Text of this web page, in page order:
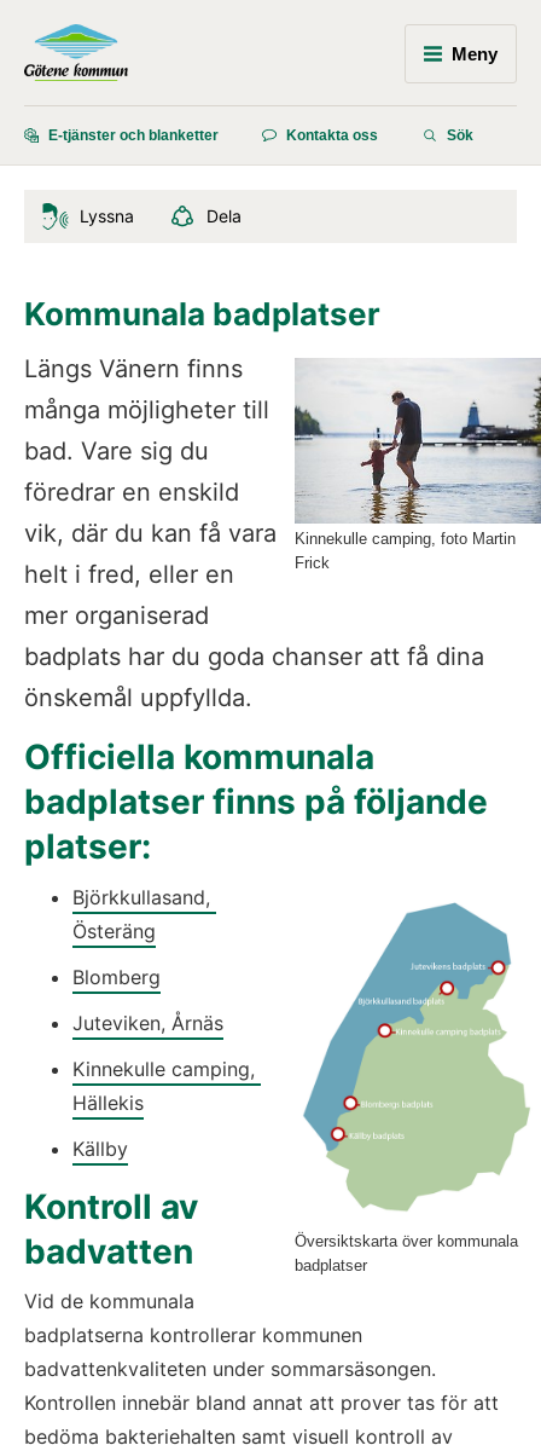
Meny
E-tjänster och blanketter Kontakta oss Sök
Lyssna Dela
Kommunala badplatser
Kinnekulle camping, foto Martin
Frick
Längs Vänern finns
många möjligheter till
bad. Vare sig du
föredrar en enskild
vik, där du kan få vara
helt i fred, eller en
mer organiserad
badplats har du goda chanser att få dina
önskemål uppfyllda.
Officiella kommunala
badplatser finns på följande
platser:
Översiktskarta över kommunala
badplatser
Björkkullasand,
Österäng
Blomberg
Juteviken, Årnäs
Kinnekulle camping,
Hällekis
Källby
Kontroll av
badvatten
Vid de kommunala
badplatserna kontrollerar kommunen
badvattenkvaliteten under sommarsäsongen.
Kontrollen innebär bland annat att prover tas för att
bedöma bakteriehalten samt visuell kontroll av